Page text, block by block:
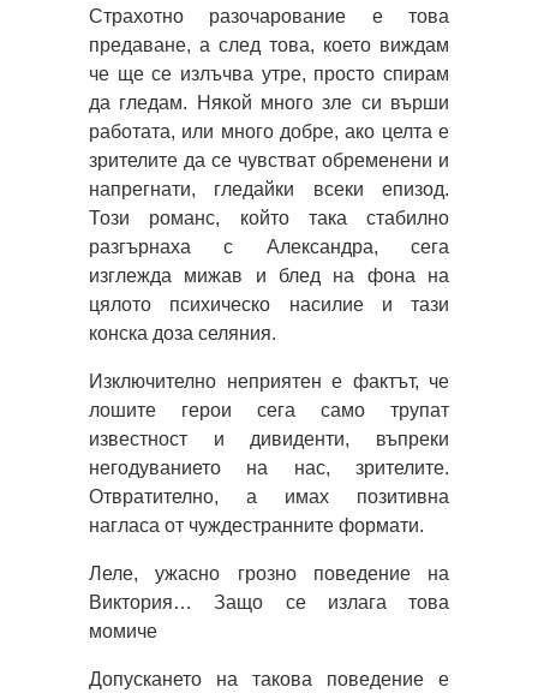
Страхотно разочарование е това
предаване, а след това, което виждам
че ще се излъчва утре, просто спирам
да гледам. Някой много зле си върши
работата, или много добре, ако целта е
зрителите да се чувстват обременени и
напрегнати, гледайки всеки епизод.
Този романс, който така стабилно
разгърнаха с Александра, сега
изглежда мижав и блед на фона на
цялото психическо насилие и тази
конска доза селяния.
Изключително неприятен е фактът, че
лошите герои сега само трупат
известност и дивиденти, въпреки
негодуванието на нас, зрителите.
Отвратително, а имах позитивна
нагласа от чуждестранните формати.
Леле, ужасно грозно поведение на
Виктория… Защо се излага това
момиче
Допускането на такова поведение е